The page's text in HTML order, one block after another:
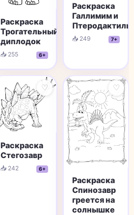
Раскраска
Трогательный
диплодок
📥 255 6+
Раскраска
Галлимим и
Птеродактиль
📥 249 7+
♡
Раскраска
Стегозавр
📥 242 6+
♡
Раскраска
Спинозавр
греется на
солнышке